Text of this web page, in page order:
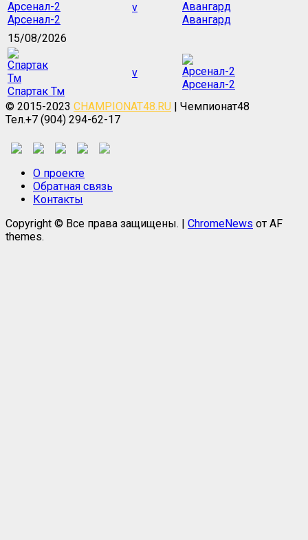
Арсенал-2
v
Авангард
15/08/2026
Спартак Тм
v
Арсенал-2
© 2015-2023 CHAMPIONAT48.RU | Чемпионат48
Тел.+7 (904) 294-62-17
О проекте
Обратная связь
Контакты
Copyright © Все права защищены. | ChromeNews от AF
themes.